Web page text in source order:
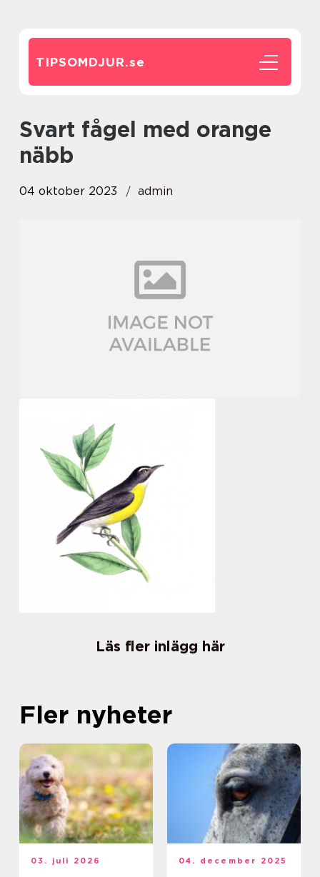
TIPSOMDJUR.se
svart fågel med orange
näbb
04 oktober 2023 admin
Läs fler inlägg här
Fler nyheter
03. juli 2026 04. december 2025